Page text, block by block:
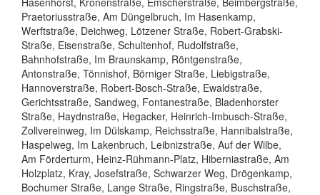
Praetoriusstraße, Am Düngelbruch, Im Hasenkamp,
Werftstraße, Deichweg, Lötzener Straße, Robert-Grabski-
Straße, Eisenstraße, Schultenhof, Rudolfstraße,
Bahnhofstraße, Im Braunskamp, Röntgenstraße,
Antonstraße, Tönnishof, Börniger Straße, Liebigstraße,
Hannoverstraße, Robert-Bosch-Straße, Ewaldstraße,
Gerichtsstraße, Sandweg, Fontanestraße, Bladenhorster
Straße, Haydnstraße, Hegacker, Heinrich-Imbusch-Straße,
Zollvereinweg, Im Dülskamp, Reichsstraße, Hannibalstraße,
Haspelweg, Im Lakenbruch, Leibnizstraße, Auf der Wilbe,
Am Förderturm, Heinz-Rühmann-Platz, Hiberniastraße, Am
Holzplatz, Kray, Josefstraße, Schwarzer Weg, Drögenkamp,
Bochumer Straße, Lange Straße, Ringstraße, Buschstraße,